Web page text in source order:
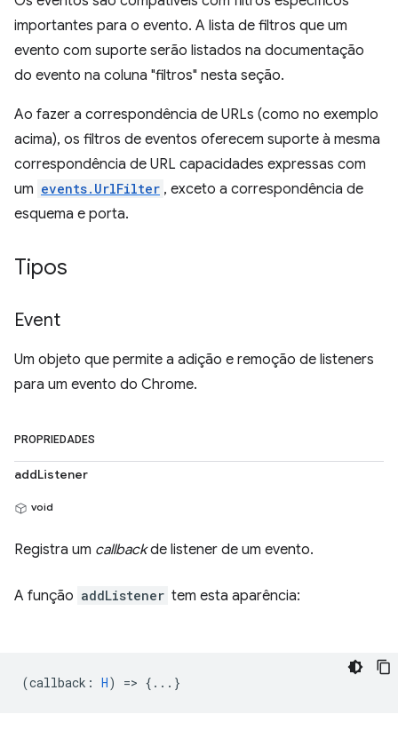
importantes para o evento. A lista de filtros que um
evento com suporte serão listados na documentação
do evento na coluna "filtros" nesta seção.
Ao fazer a correspondência de URLs (como no exemplo
acima), os filtros de eventos oferecem suporte à mesma
correspondência de URL capacidades expressas com
um events.UrlFilter , exceto a correspondência de
esquema e porta.
Tipos
Event
Um objeto que permite a adição e remoção de listeners
para um evento do Chrome.
PROPRIEDADES
addListener
void
Registra um callbackde listener de um evento.
A função addListener tem esta aparência:
(callback : H) => {...}